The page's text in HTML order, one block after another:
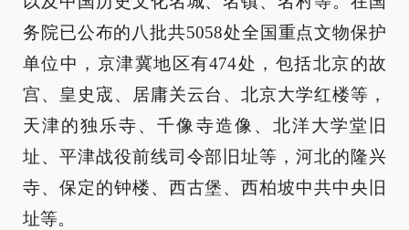
务院已公布的八批共5058处全国重点文物保护
单位中，京津冀地区有474处，包括北京的故
宫、皇史宬、居庸关云台、北京大学红楼等，
天津的独乐寺、千像寺造像、北洋大学堂旧
址、平津战役前线司令部旧址等，河北的隆兴
寺、保定的钟楼、西古堡、西柏坡中共中央旧
址等。